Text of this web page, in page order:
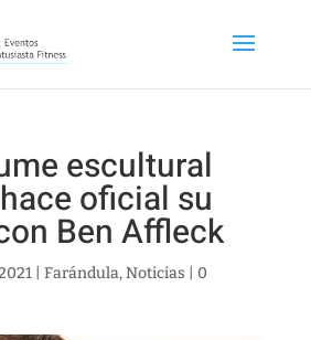
escultural
oficial su
Ben Affleck
| Farándula,Noticias
0